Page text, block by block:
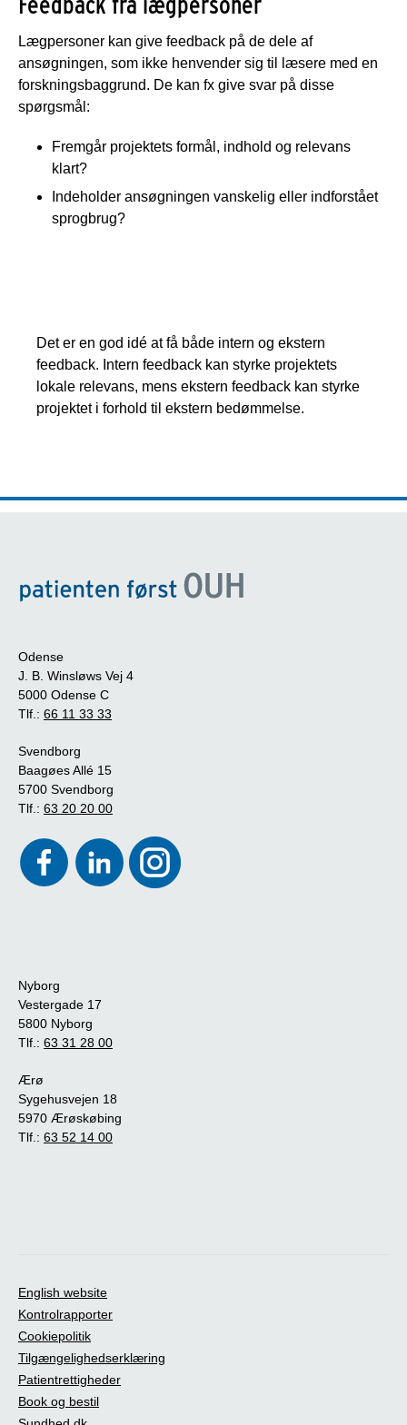
Lægpersoner kan give feedback på de dele af
ansøgningen, som ikke henvender sig til læsere med en
forskningsbaggrund. De kan fx give svar på disse
spørgsmål:
Fremgår projektets formål, indhold og relevans
klart?
Indeholder ansøgningen vanskelig eller indforstået
sprogbrug?
Det er en god idé at få både intern og ekstern
feedback. Intern feedback kan styrke projektets
lokale relevans, mens ekstern feedback kan styrke
projektet i forhold til ekstern bedømmelse.
Odense
J. B. Winsløws Vej 4
5000 Odense C
Tlf.: 66 11 33 33
Svendborg
Baagøes Allé 15
5700 Svendborg
Tlf.: 63 20 20 00
Nyborg
Vestergade 17
5800 Nyborg
Tlf.: 63 31 28 00
Ærø
Sygehusvejen 18
5970 Ærøskøbing
Tlf.: 63 52 14 00
English website
Kontrolrapporter
Cookiepolitik
Tilgængelighedserklæring
Patientrettigheder
Book og bestil